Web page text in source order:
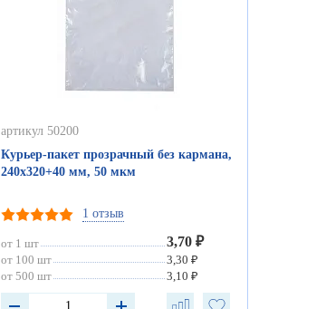
артикул 50200
Курьер-пакет прозрачный без кармана,
240х320+40 мм, 50 мкм
1 отзыв
от 1 шт 3,70 ₽
от 100 шт
3,30 ₽
от 500 шт
3,10 ₽